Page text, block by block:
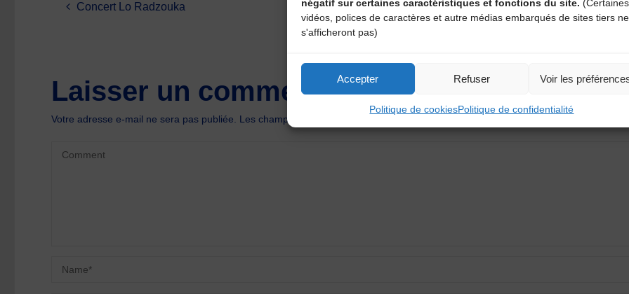
négatif sur certaines caractéristiques et fonctions du site. (Certaines
vidéos, polices de caractères et autre médias embarqués de sites tiers ne
s'afficheront pas)
Accepter Refuser Voir les
Politique de cookiesPolitique de confidentialité
Concert Lo Radzouka
Laisser un commentaire
Votre adresse e-mail ne sera pas publiée. Les champs obligatoires sont indiqués avec